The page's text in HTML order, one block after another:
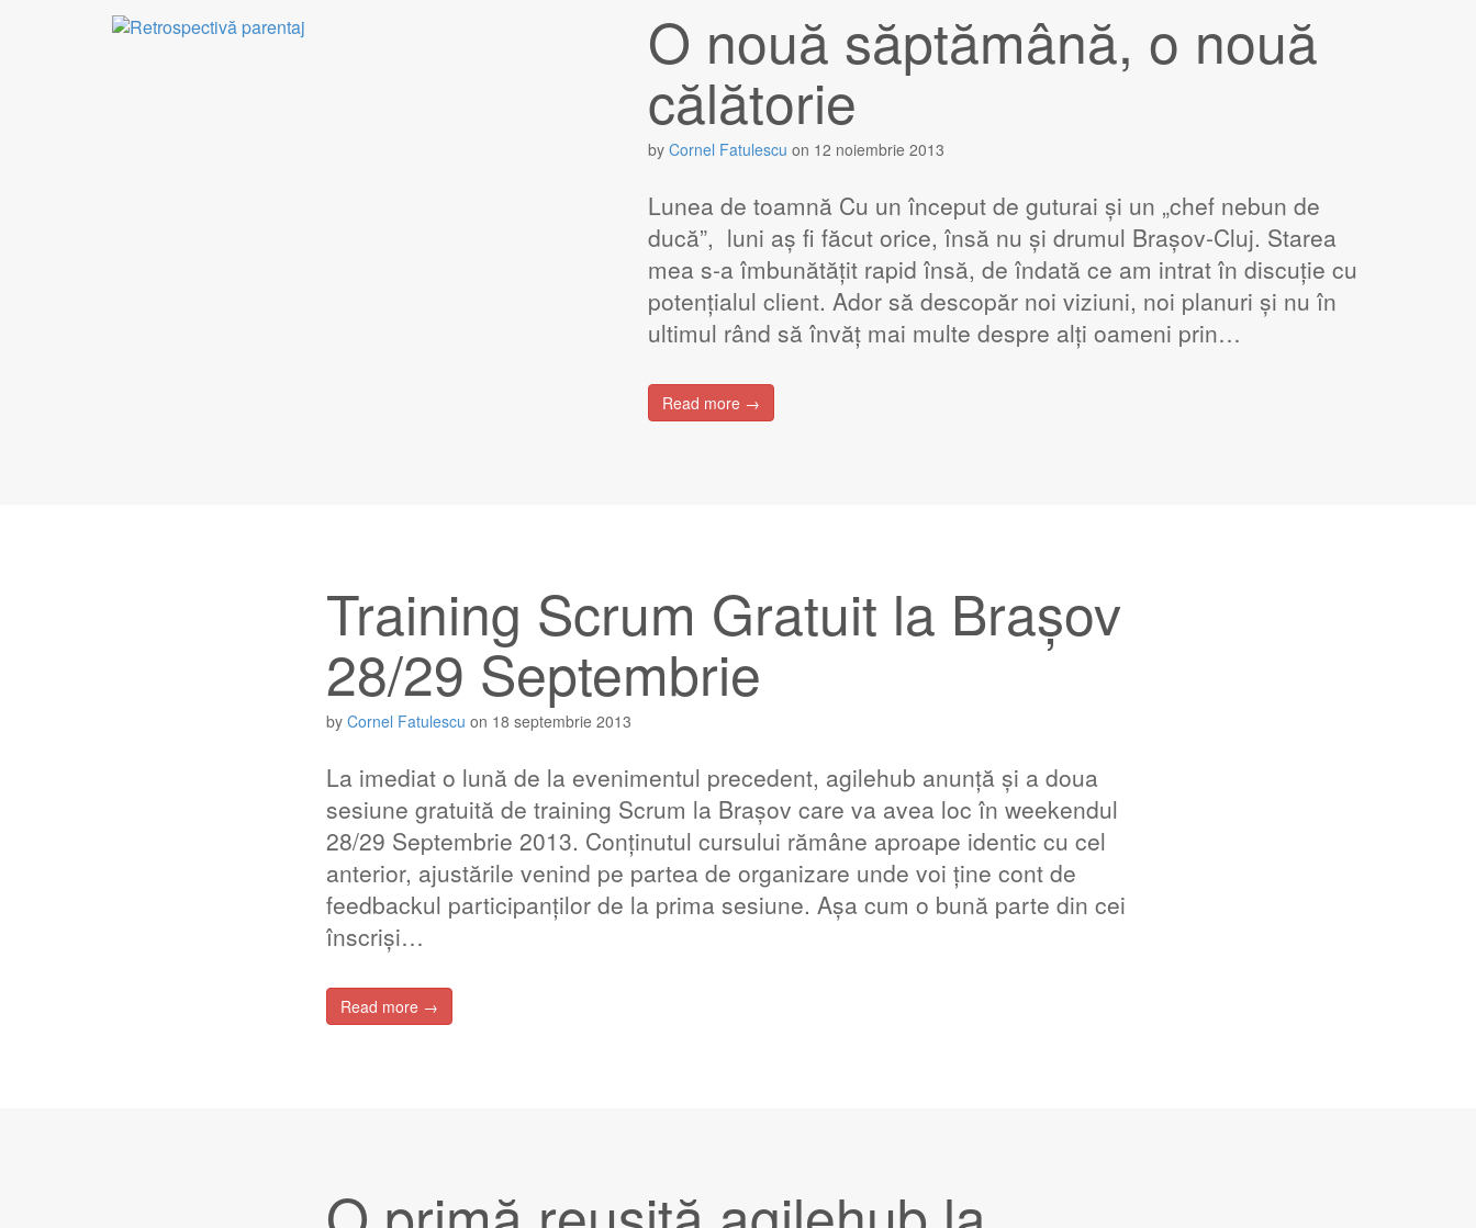
O nouă săptămână, o nouă
călătorie
by Cornel Fatulescu on 12 noiembrie 2013
Lunea de toamnă Cu un început de guturai și un „chef nebun de
ducă”, luni aș fi făcut orice, însă nu și drumul Brașov-Cluj. Starea
mea s-a îmbunătățit rapid însă, de îndată ce am intrat în discuție cu
potențialul client. Ador să descopăr noi viziuni, noi planuri și nu în
ultimul rând să învăț mai multe despre alți oameni prin…
Read more →
Training Scrum Gratuit la Brașov
28/29 Septembrie
by Cornel Fatulescu on 18 septembrie 2013
La imediat o lună de la evenimentul precedent, agilehub anunță și a doua
sesiune gratuită de training Scrum la Brașov care va avea loc în weekendul
28/29 Septembrie 2013. Conținutul cursului rămâne aproape identic cu cel
anterior, ajustările venind pe partea de organizare unde voi ține cont de
feedbackul participanților de la prima sesiune. Așa cum o bună parte din cei
înscriși…
Read more →